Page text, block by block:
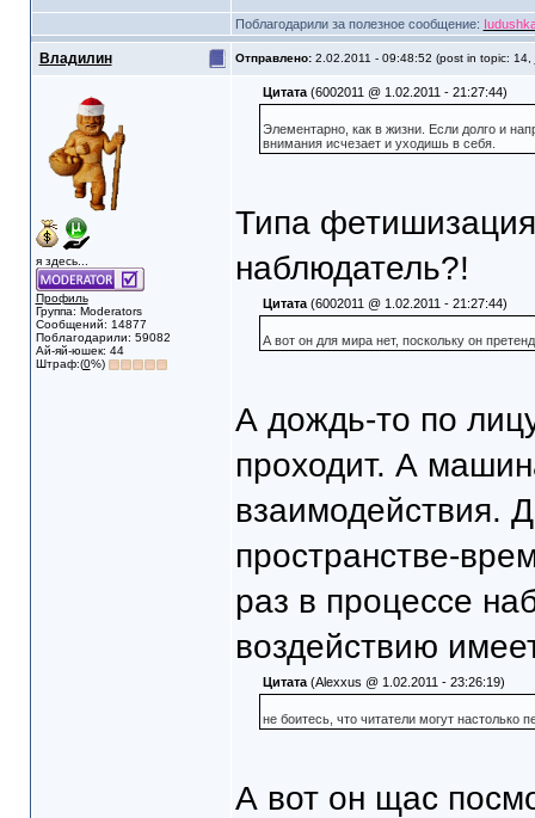
Поблагодарили за полезное сообщение:
Владилин Отправлено: 2.02.2011 - 09:48:52 (post in topic: 14,
я здесь...
Профиль
Группа: Moderators
Сообщений: 14877
Поблагодарили: 59082
Ай-яй-юшек: 44
Штраф:(0%)
Цитата(6002011 @ 1.02.2011 - 21:27:44)
Элементарно, как в жизни. Если долго и
внимания исчезает и уходишь в себя.
Типа
наблюдатель?!
Цитата(6002011 @ 1.02.2011 - 21:27:44)
А вот он для мира нет, поскольку он
А дождь-то по
проходит. А
взаимодействия.
пространстве-
раз в процессе
воздействию
Цитата(Alexxus @ 1.02.2011 - 23:26:19)
не боитесь, что читатели могут настолько
А вот он щас